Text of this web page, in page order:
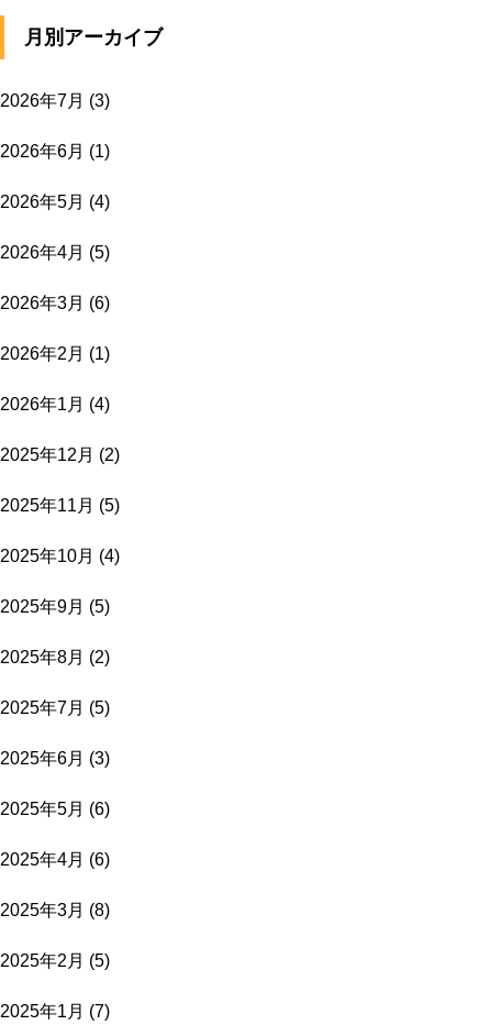
月別アーカイブ
2026年7月 (3)
2026年6月 (1)
2026年5月 (4)
2026年4月 (5)
2026年3月 (6)
2026年2月 (1)
2026年1月 (4)
2025年12月 (2)
2025年11月 (5)
2025年10月 (4)
2025年9月 (5)
2025年8月 (2)
2025年7月 (5)
2025年6月 (3)
2025年5月 (6)
2025年4月 (6)
2025年3月 (8)
2025年2月 (5)
2025年1月 (7)